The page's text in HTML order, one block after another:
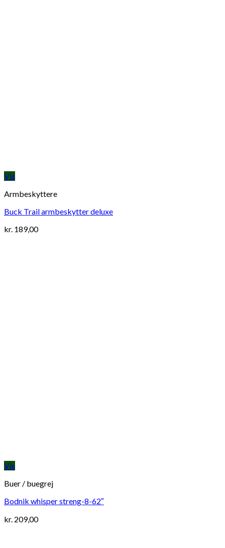
Vis
Armbeskyttere
Buck Trail armbeskytter deluxe
kr. 189,00
Vis
Buer / buegrej
Bodnik whisper streng-8-62″
kr. 209,00